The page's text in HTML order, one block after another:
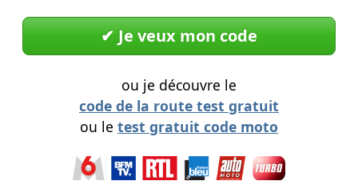
✔︎ Je veux mon code
ou je découvre le
code de la route test gratuit
ou le test gratuit code moto